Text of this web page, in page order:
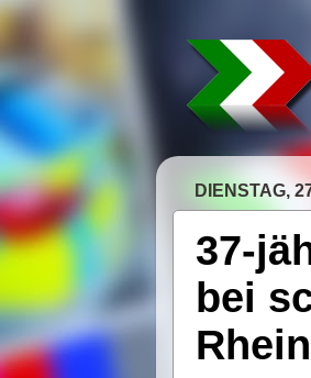
DIENSTAG,
37-
bei